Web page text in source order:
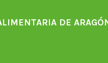
DE